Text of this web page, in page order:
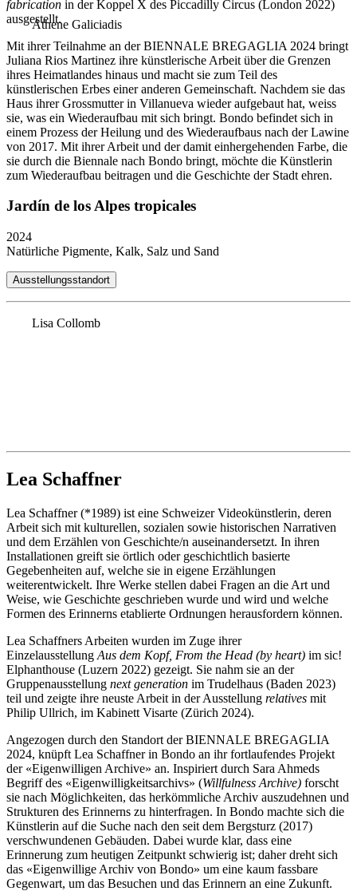
fabrication in der Koppel X des Piccadilly Circus (London 2022)
ausgestellt.
Mit ihrer Teilnahme an der BIENNALE BREGAGLIA 2024 bringt
Juliana Rios Martinez ihre künstlerische Arbeit über die Grenzen
ihres Heimatlandes hinaus und macht sie zum Teil des
künstlerischen Erbes einer anderen Gemeinschaft. Nachdem sie das
Haus ihrer Grossmutter in Villanueva wieder aufgebaut hat, weiss
sie, was ein Wiederaufbau mit sich bringt. Bondo befindet sich in
einem Prozess der Heilung und des Wiederaufbaus nach der Lawine
von 2017. Mit ihrer Arbeit und der damit einhergehenden Farbe, die
sie durch die Biennale nach Bondo bringt, möchte die Künstlerin
zum Wiederaufbau beitragen und die Geschichte der Stadt ehren.
Jardín de los Alpes tropicales
2024
Natürliche Pigmente, Kalk, Salz und Sand
Ausstellungsstandort
Lea Schaffner
Lea Schaffner (*1989) ist eine Schweizer Videokünstlerin, deren
Arbeit sich mit kulturellen, sozialen sowie historischen Narrativen
und dem Erzählen von Geschichte/n auseinandersetzt. In ihren
Installationen greift sie örtlich oder geschichtlich basierte
Gegebenheiten auf, welche sie in eigene Erzählungen
weiterentwickelt. Ihre Werke stellen dabei Fragen an die Art und
Weise, wie Geschichte geschrieben wurde und wird und welche
Formen des Erinnerns etablierte Ordnungen herausfordern können.
Lea Schaffners Arbeiten wurden im Zuge ihrer
Einzelausstellung Aus dem Kopf, From the Head (by heart) im sic!
Elphanthouse (Luzern 2022) gezeigt. Sie nahm sie an der
Gruppenausstellung next generation im Trudelhaus (Baden 2023)
teil und zeigte ihre neuste Arbeit in der Ausstellung relatives mit
Philip Ullrich, im Kabinett Visarte (Zürich 2024).
Angezogen durch den Standort der BIENNALE BREGAGLIA
2024, knüpft Lea Schaffner in Bondo an ihr fortlaufendes Projekt
der «Eigenwilligen Archive» an. Inspiriert durch Sara Ahmeds
Begriff des «Eigenwilligkeitsarchivs» (Willfulness Archive) forscht
sie nach Möglichkeiten, das herkömmliche Archiv auszudehnen und
Strukturen des Erinnerns zu hinterfragen. In Bondo machte sich die
Künstlerin auf die Suche nach den seit dem Bergsturz (2017)
verschwundenen Gebäuden. Dabei wurde klar, dass eine
Erinnerung zum heutigen Zeitpunkt schwierig ist; daher dreht sich
das «Eigenwillige Archiv von Bondo» um eine kaum fassbare
Gegenwart, um das Besuchen und das Erinnern an eine Zukunft.
Athene Galiciadis
Lisa Collomb